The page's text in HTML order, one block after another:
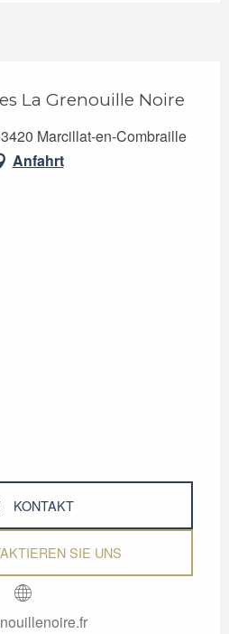
La Grenouille Noire
Marcillat-en-Combraille
Anfahrt
KONTAKT
SIE UNS